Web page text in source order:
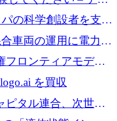
ノベーションの未
の科学創設者を支援
を調達
車両の運用に電力を
ーロを寄付
フロンティアモデル
を買収
ピタル連合、次世代
けて機関投資家へ